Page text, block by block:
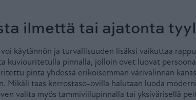
ilmettä tai ajatonta
käytännön ja turvallisuuden lisäksi vaikuttaa
kuviouritetulla pinnalla, jolloin ovet luovat
pinta yhdessä erikoisemman värivalinnan
Mikäli taas kerrostaso-ovilla halutaan luoda
valita myös tammiviilupinnalla tai yksivärisellä